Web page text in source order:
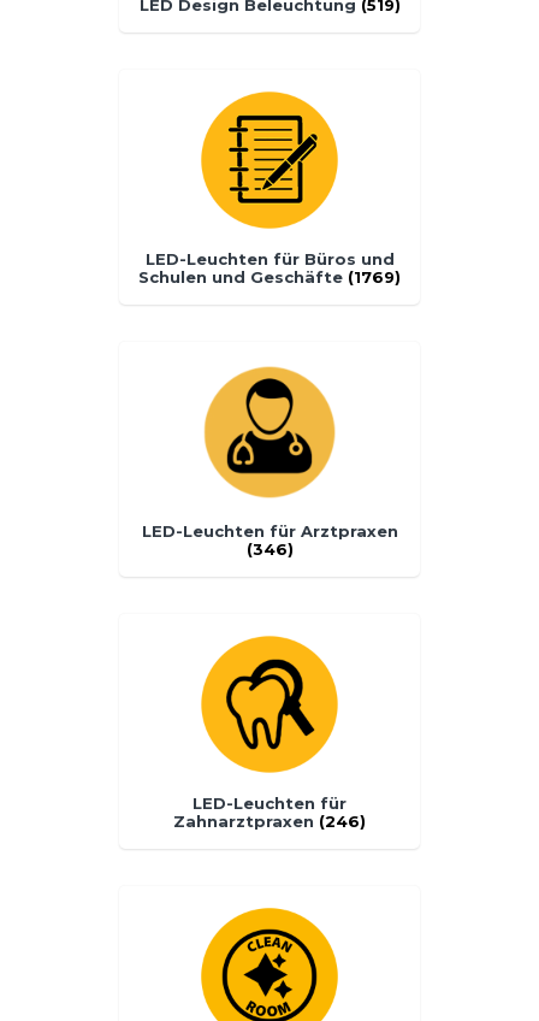
LED Design Beleuchtung (519)
LED-Leuchten für Büros und
Schulen und Geschäfte (1769)
LED-Leuchten für Arztpraxen
(346)
LED-Leuchten für
Zahnarztpraxen (246)